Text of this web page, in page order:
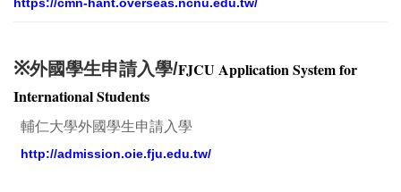
※外國學生申請入學/FJCU Application System for
International Students
輔仁大學外國學生申請入學
http://admission.oie.fju.edu.tw/